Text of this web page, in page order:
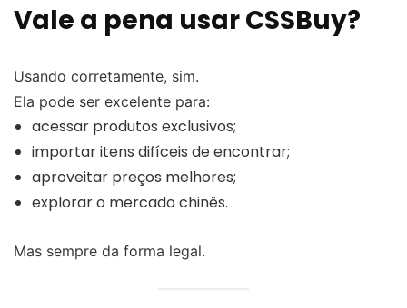
Vale a pena usar CSSBuy?
Usando corretamente, sim.
Ela pode ser excelente para:
acessar produtos exclusivos;
importar itens difíceis de encontrar;
aproveitar preços melhores;
explorar o mercado chinês.
Mas sempre da forma legal.